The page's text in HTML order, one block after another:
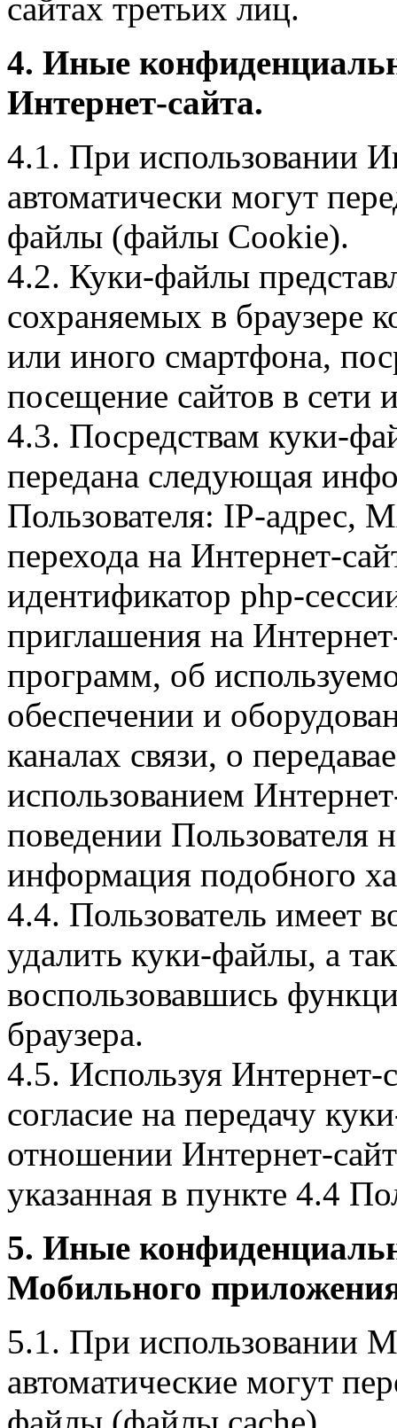
сайтах третьих лиц.
4. Иные
Интернет-сайта.
4.1. При использовании
автоматически могут
файлы (файлы Cookie).
4.2. Куки-файлы
сохраняемых в браузере
или иного смартфона,
посещение сайтов в сети
4.3. Посредствам куки-
передана следующая
Пользователя: IP-адрес,
перехода на Интернет-
идентификатор php-
приглашения на
программ, об
обеспечении и
каналах связи, о
использованием
поведении Пользователя
информация подобного
4.4. Пользователь имеет
удалить куки-файлы, а
воспользовавшись
браузера.
4.5. Используя Интернет-
согласие на передачу
отношении Интернет-
указанная в пункте 4.4
5. Иные
Мобильного
5.1. При использовании
автоматические могут